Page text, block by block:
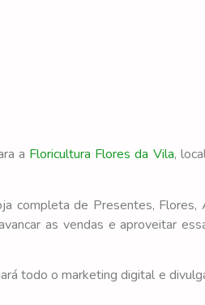
a Floricultura Flores da Vila,
completa de Presentes, Flores,
as vendas e aproveitar
todo o marketing digital e